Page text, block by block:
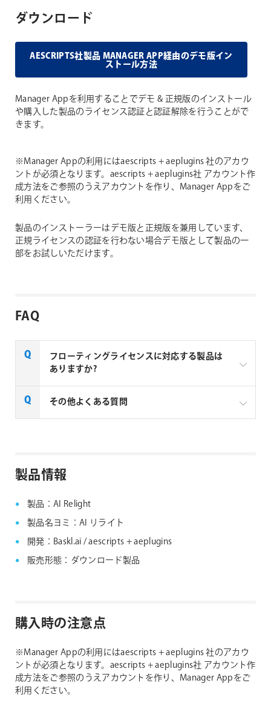
ダウンロード
AESCRIPTS社製品 MANAGER APP経由のデモ版イン
ストール方法
Manager Appを利用することでデモ & 正規版のインストール
や購入した製品のライセンス認証と認証解除を行うことがで
きます。
※Manager Appの利用にはaescripts + aeplugins 社のアカウ
ントが必須となります。aescripts + aeplugins社 アカウント作
成方法をご参照のうえアカウントを作り、Manager Appをご
利用ください。
製品のインストーラーはデモ版と正規版を兼用しています、
正規ライセンスの認証を行わない場合デモ版として製品の一
部をお試しいただけます。
FAQ
フローティングライセンスに対応する製品は
ありますか?
一部製品でフローティングライセンスの取扱いがあり
aescripts + aeplugins社 フローティングライセン
その他よくある質問
製品情報
製品：AI Relight
製品名ヨミ：AI リライト
開発：Baskl.ai / aescripts + aeplugins
販売形態：ダウンロード製品
購入時の注意点
※Manager Appの利用にはaescripts + aeplugins 社のアカウ
ントが必須となります。aescripts + aeplugins社 アカウント作
成方法をご参照のうえアカウントを作り、Manager Appをご
利用ください。